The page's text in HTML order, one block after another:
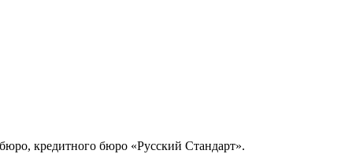
кредитного бюро «Русский Стандарт».